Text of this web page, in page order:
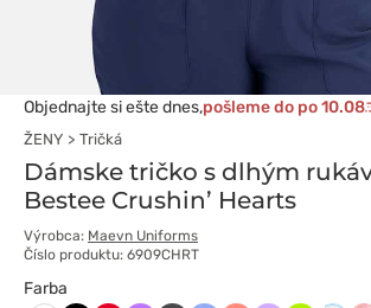
Objednajte si ešte dnes,pošleme do po 10.08
ŽENY Tričká
Dámske tričko s dlhým
Bestee Crushin’ Hearts
Výrobca: Maevn Uniforms
Číslo produktu: 6909CHRT
Farba